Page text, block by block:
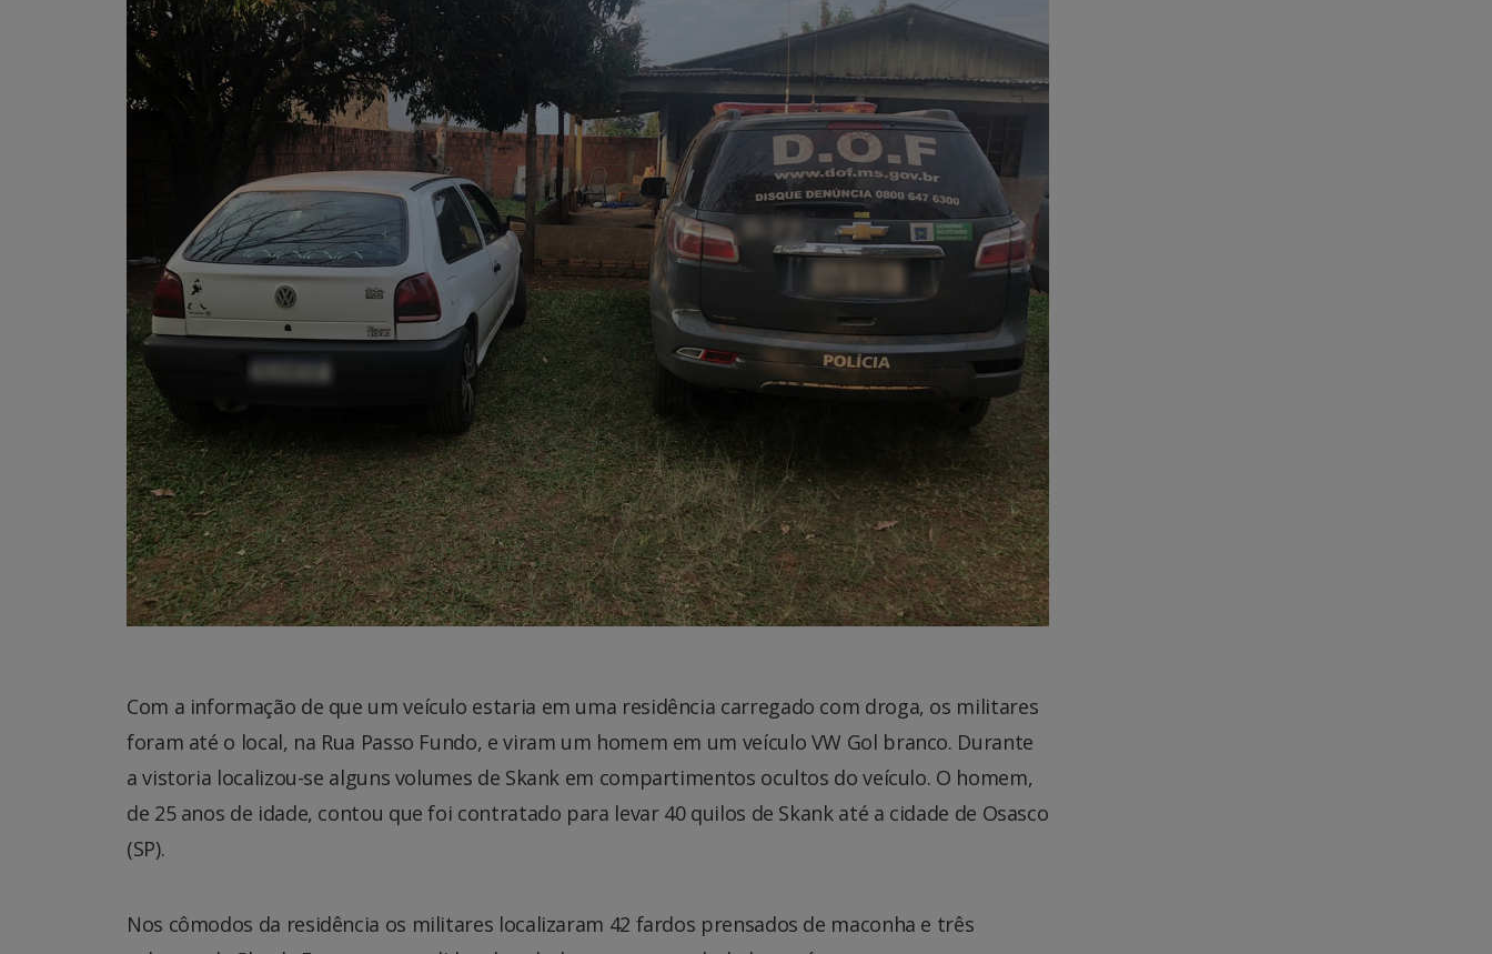
Com a informação de que um veículo estaria em uma residência carregado com droga, os militares
foram até o local, na Rua Passo Fundo, e viram um homem em um veículo VW Gol branco. Durante
a vistoria localizou-se alguns volumes de Skank em compartimentos ocultos do veículo. O homem,
de 25 anos de idade, contou que foi contratado para levar 40 quilos de Skank até a cidade de Osasco
(SP).
Nos cômodos da residência os militares localizaram 42 fardos prensados de maconha e três